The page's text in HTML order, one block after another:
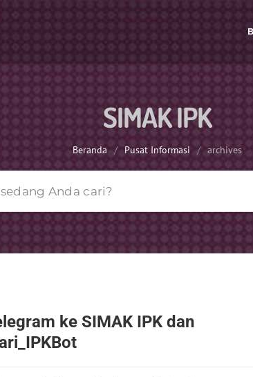
SIMAK IPK
Beranda / Pusat Informasi / archives
ke SIMAK IPK dan